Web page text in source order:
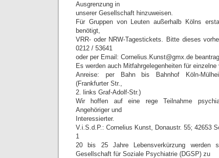
Ausgrenzung in
unserer Gesellschaft hinzuweisen.
Für Gruppen von Leuten außerhalb Kölns
benötigt,
VRR- oder NRW-Tagestickets. Bitte dieses
0212 / 53641
oder per Email: Cornelius.Kunst@gmx.de
Es werden auch Mitfahrgelegenheiten für
Anreise: per Bahn bis Bahnhof Köln-
(Frankfurter Str.,
2. links Graf-Adolf-Str.)
Wir hoffen auf eine rege Teilnahme
Angehöriger und
Interessierter.
V.i.S.d.P.: Cornelius Kunst, Donaustr. 55; 42653
1
20 bis 25 Jahre Lebensverkürzung werden
Gesellschaft für Soziale Psychiatrie (DGSP) zu